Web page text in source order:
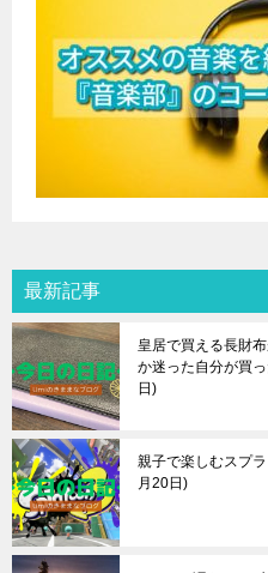
最新記事
皇居で買える長財
か迷った自分が買
日
親子で楽しむスプ
月20日